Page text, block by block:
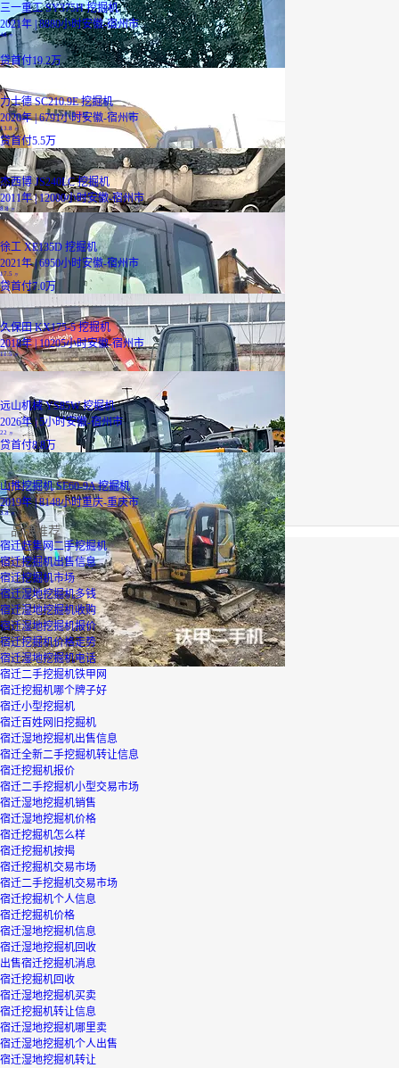
三一重工 SY375H 挖掘机
2021年 | 8880小时安徽-宿州市
48万
贷首付19.2万
力士德 SC210.9E 挖掘机
2020年 | 6791小时安徽-宿州市
13.8 万
贷首付5.5万
杰西博 JS240LC 挖掘机
2011年 | 12000小时安徽-宿州市
8.8万
徐工 XE135D 挖掘机
2021年 | 6950小时安徽-宿州市
17.5 万
贷首付7.0万
久保田 KX175-5 挖掘机
2018年 | 10205小时安徽-宿州市
11.5万
远山机械 YS85W 挖掘机
2026年 | 5小时安徽-宿州市
22 万
贷首付8.8万
山推挖掘机 SE60-9A 挖掘机
2019年 | 8148小时重庆-重庆市
3.8万
品牌推荐
宿迁赶集网二手挖掘机
宿迁挖掘机出售信息
宿迁挖掘机市场
宿迁湿地挖掘机多钱
宿迁湿地挖掘机收购
宿迁湿地挖掘机报价
宿迁挖掘机价格走势
宿迁湿地挖掘机电话
宿迁二手挖掘机铁甲网
宿迁挖掘机哪个牌子好
宿迁小型挖掘机
宿迁百姓网旧挖掘机
宿迁湿地挖掘机出售信息
宿迁全新二手挖掘机转让信息
宿迁挖掘机报价
宿迁二手挖掘机小型交易市场
宿迁湿地挖掘机销售
宿迁湿地挖掘机价格
宿迁挖掘机怎么样
宿迁挖掘机按揭
宿迁挖掘机交易市场
宿迁二手挖掘机交易市场
宿迁挖掘机个人信息
宿迁挖掘机价格
宿迁湿地挖掘机信息
宿迁湿地挖掘机回收
出售宿迁挖掘机消息
宿迁挖掘机回收
宿迁湿地挖掘机买卖
宿迁挖掘机转让信息
宿迁湿地挖掘机哪里卖
宿迁湿地挖掘机个人出售
宿迁湿地挖掘机转让